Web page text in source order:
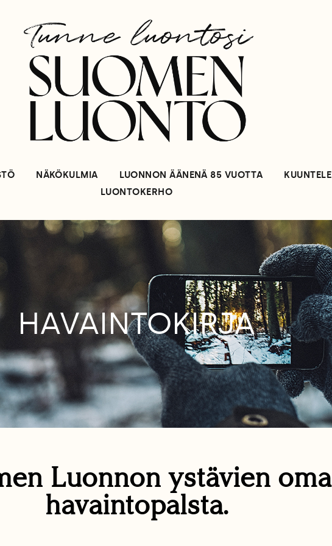
NÄKÖKULMIA LUONNON ÄÄNENÄ 85 VUOTTA KUUNTELE
LUONTOKERHO
HAVAINTOKIRJA
Luonnon ystävien oma
havaintopalsta.